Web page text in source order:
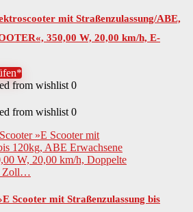
mit Straßenzulassung/ABE,
350,00 W, 20,00 km/h, E-
from wishlist 0
from wishlist 0
Scooter mit Straßenzulassung bis